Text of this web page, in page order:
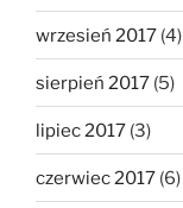
wrzesień 2017 (4)
sierpień 2017 (5)
lipiec 2017 (3)
czerwiec 2017 (6)